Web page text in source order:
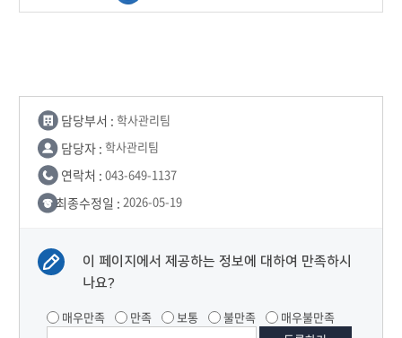
담당부서 : 학사관리팀
담당자 : 학사관리팀
연락처 : 043-649-1137
최종수정일 : 2026-05-19
이 페이지에서 제공하는 정보에 대하여 만족하시
나요?
매우만족 만족 보통 불만족 매우불만족